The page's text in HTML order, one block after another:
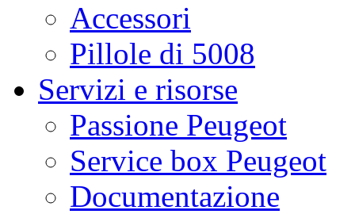
Accessori
Pillole di 5008
Servizi e risorse
Passione Peugeot
Service box Peugeot
Documentazione